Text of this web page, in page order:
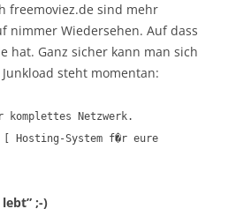
freemoviez.de sind mehr
nimmer Wiedersehen. Auf dass
hat. Ganz sicher kann man sich
steht momentan:
komplettes Netzwerk.
[ Hosting-System f�r eure
lebt” ;-)